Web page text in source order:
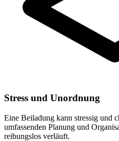
Stress und Unordnung
Eine Beiladung kann stressig und
umfassenden Planung und
reibungslos verläuft.